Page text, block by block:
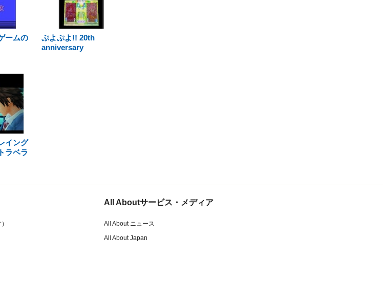
ームの
ぷよぷよ!! 20th
anniversary
イング
ラベラ
All Aboutサービス・メディア
All About ニュース
All About Japan